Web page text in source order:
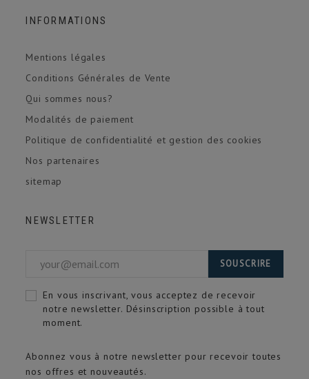
INFORMATIONS
Mentions légales
Conditions Générales de Vente
Qui sommes nous?
Modalités de paiement
Politique de confidentialité et gestion des cookies
Nos partenaires
sitemap
NEWSLETTER
Abonnez vous à notre newsletter pour recevoir toutes
nos offres et nouveautés.
SOUSCRIRE
En vous inscrivant, vous acceptez de recevoir
notre newsletter. Désinscription possible à tout
moment.